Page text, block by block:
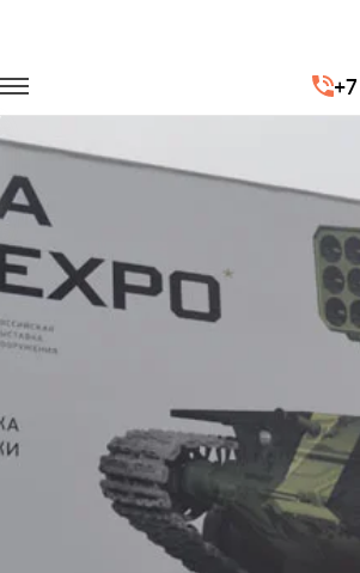
Транспорт на
RUSSIA ARMS EXPO 2013